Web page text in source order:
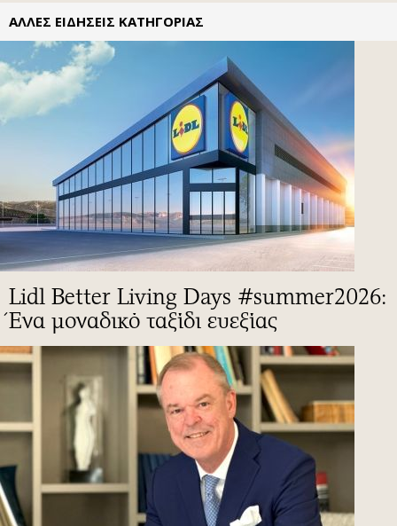
ΑΛΛΕΣ ΕΙΔΗΣΕΙΣ ΚΑΤΗΓΟΡΙΑΣ
Lidl Better Living Days #summer2026:
Ένα μοναδικό ταξίδι ευεξίας